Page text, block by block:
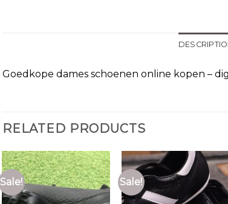
Goedkope dames schoenen online kopen –
RELATED PRODUCTS
Sale! Sale!